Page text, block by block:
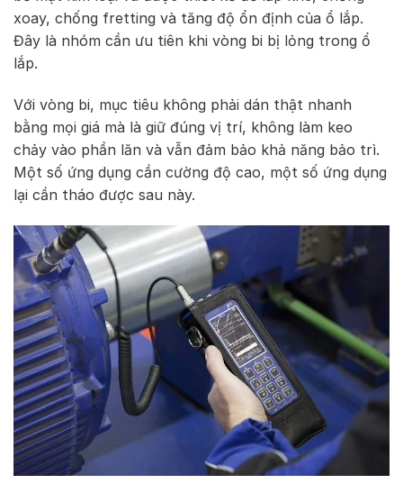
xoay, chống fretting và tăng độ ổn định của ổ lắp.
Đây là nhóm cần ưu tiên khi vòng bi bị lỏng trong ổ
lắp.
Với vòng bi, mục tiêu không phải dán thật nhanh
bằng mọi giá mà là giữ đúng vị trí, không làm keo
chảy vào phần lăn và vẫn đảm bảo khả năng bảo trì.
Một số ứng dụng cần cường độ cao, một số ứng dụng
lại cần tháo được sau này.